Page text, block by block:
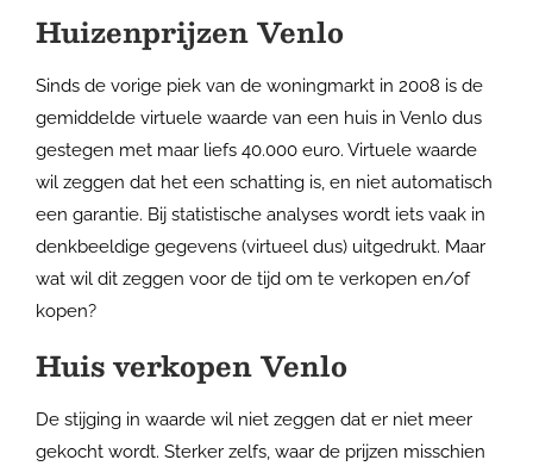
Huizenprijzen Venlo
Sinds de vorige piek van de woningmarkt in 2008 is de
gemiddelde virtuele waarde van een huis in Venlo dus
gestegen met maar liefs 40.000 euro. Virtuele waarde
wil zeggen dat het een schatting is, en niet automatisch
een garantie. Bij statistische analyses wordt iets vaak in
denkbeeldige gegevens (virtueel dus) uitgedrukt. Maar
wat wil dit zeggen voor de tijd om te verkopen en/of
kopen?
Huis verkopen Venlo
De stijging in waarde wil niet zeggen dat er niet meer
gekocht wordt. Sterker zelfs, waar de prijzen misschien